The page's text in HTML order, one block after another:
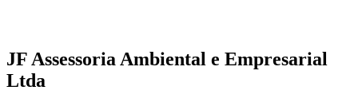
JF Assessoria Ambiental e Empresarial
Ltda